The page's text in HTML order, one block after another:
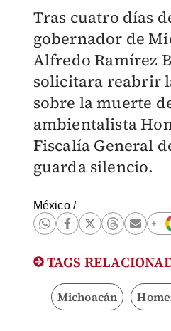
Tras cuatro días
gobernador de
Alfredo Ramírez
solicitara reabrir
sobre la muerte
ambientalista
Fiscalía General
guarda silencio.
México/
TAGS
Michoacán